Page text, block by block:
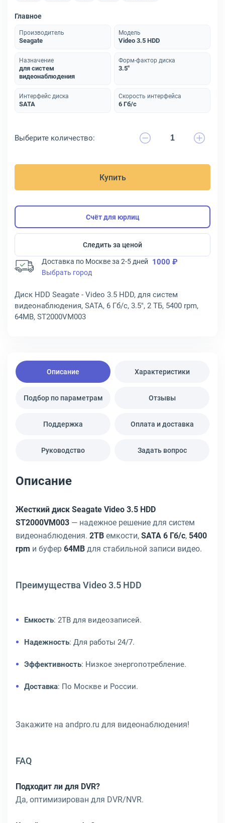
Главное
Производитель
Seagate
Модель
Video 3.5 HDD
Назначение
для систем
видеонаблюдения
Форм-фактор диска
3.5"
Интерфейс диска
SATA
Скорость интерфейса
6 Гб/с
Выберите количество:
Купить
Счёт для юрлиц
Следить за ценой
Доставка по Москве за 2-5 дней 1000 ₽
Выбрать город
Диск HDD Seagate - Video 3.5 HDD, для систем
видеонаблюдения, SATA, 6 Гб/с, 3.5", 2 ТБ, 5400 rpm,
64MB, ST2000VM003
Описание Характеристики
Подбор по параметрам Отзывы
Поддержка Оплата и доставка
Руководство Задать вопрос
Описание
Жесткий диск Seagate Video 3.5 HDD
ST2000VM003 — надежное решение для систем
видеонаблюдения. 2TB емкости, SATA 6 Гб/с, 5400
rpm и буфер 64MB для стабильной записи видео.
Преимущества Video 3.5 HDD
Емкость: 2TB для видеозаписей.
Надежность: Для работы 24/7.
Эффективность: Низкое энергопотребление.
Доставка: По Москве и России.
Закажите на andpro.ru для видеонаблюдения!
FAQ
Подходит ли для DVR?
Да, оптимизирован для DVR/NVR.